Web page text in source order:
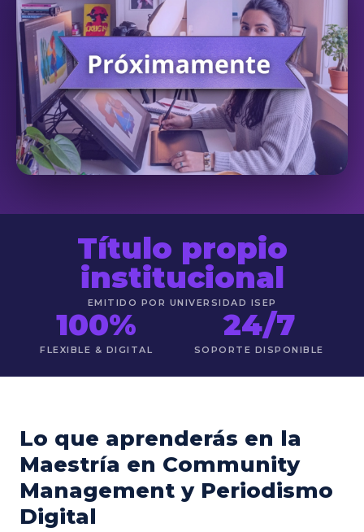
Título propio
institucional
EMITIDO POR UNIVERSIDAD ISEP
100%
FLEXIBLE & DIGITAL
24/7
SOPORTE DISPONIBLE
Lo que aprenderás en la
Maestría en Community
Management y Periodismo
Digital